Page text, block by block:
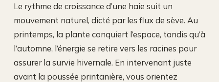
Le rythme de croissance d’une haie suit un
mouvement naturel, dicté par les flux de sève. Au
printemps, la plante conquiert l’espace, tandis qu’à
l’automne, l’énergie se retire vers les racines pour
assurer la survie hivernale. En intervenant juste
avant la poussée printanière, vous orientez